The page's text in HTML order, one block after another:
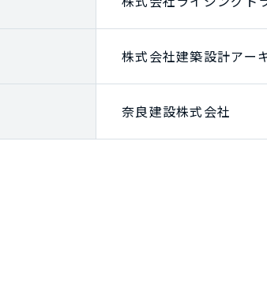
株式会社建築設計アー
奈良建設株式会社